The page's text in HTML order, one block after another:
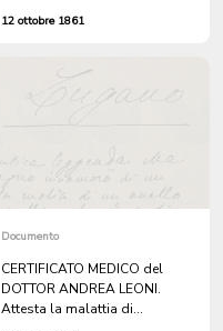
12 ottobre 1861
Documento
CERTIFICATO MEDICO del
DOTTOR ANDREA LEONI.
Attesta la malattia di